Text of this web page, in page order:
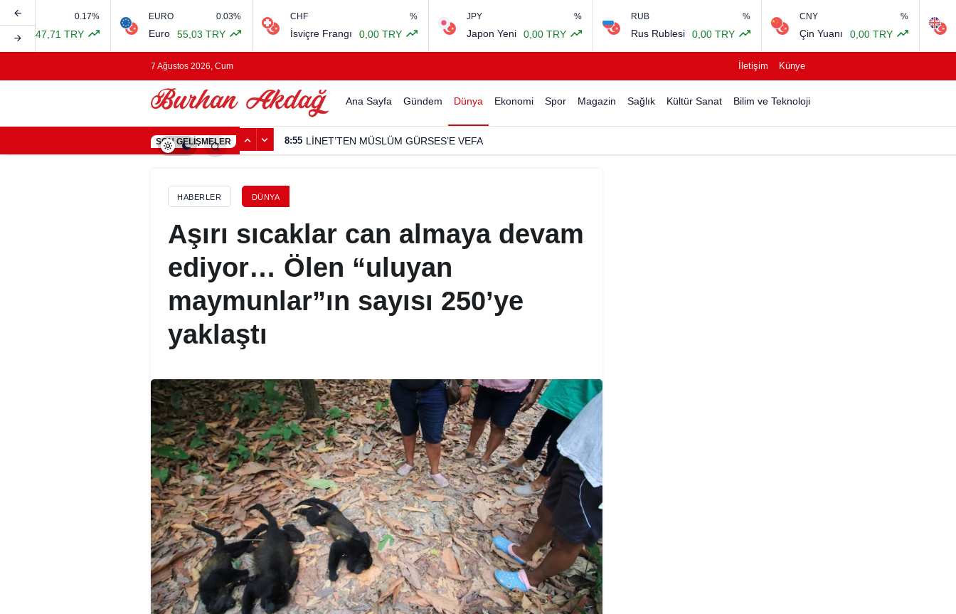
47,71 TRY
EURO
Euro 55,03 TRY
CHF
İsviçre Frangı 0,00 TRY Japon Yeni 0,00 TRY Rus Rublesi 0,00 TRY
CNY
Çin Yuanı 0,00 TRY
GBP
İngiliz
7 Ağustos 2026, Cum İletişim Künye
Ana Sayfa Gündem Dünya Ekonomi Spor Magazin Sağlık Kültür Sanat Bilim ve Teknoloji
SON GELIŞMELER 8:55 LİNET’TEN MÜSLÜM GÜRSES’E VEFA
HABERLER DÜNYA
Aşırı sıcaklar can almaya devam
ediyor… Ölen “uluyan
maymunlar”ın sayısı 250’ye
yaklaştı